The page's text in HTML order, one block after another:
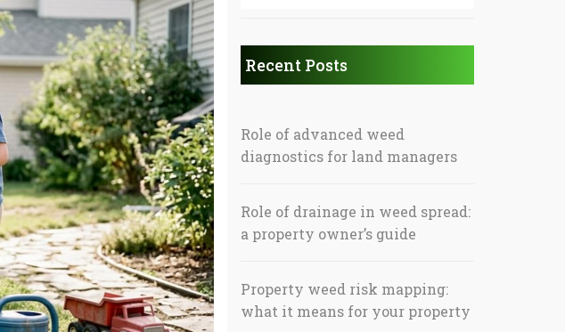
Recent Posts
Role of advanced weed
diagnostics for land managers
Role of drainage in weed spread:
a property owner’s guide
Property weed risk mapping:
what it means for your property